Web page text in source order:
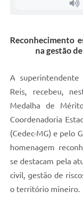
Reconhecimento
na gestão
A
Reis, recebeu,
Medalha de
Coordenadoria
(Cedec-MG) e pelo
homenagem
se destacam pela
civil, gestão de
o território mineiro.